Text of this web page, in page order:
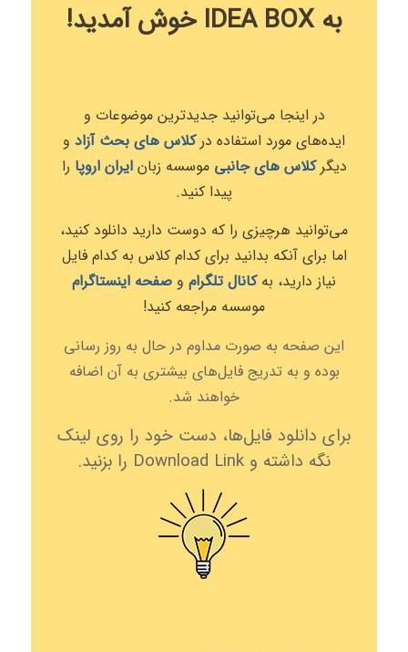
به IDEA BOX خوش آمدید!
در اینجا می‌توانید جدیدترین موضوعات و
ایده‌های مورد استفاده درکلاس های بحث آزاد و
دیگرکلاس های جانبی موسسه زبانایران اروپا را
پیدا کنید.
می‌توانید هرچیزی را که دوست دارید دانلود کنید،
اما برای آنکه بدانید برای کدام کلاس به کدام فایل
نیاز دارید، به کانال‌ تلگرام و صفحه اینستاگرام
موسسه مراجعه کنید!
این صفحه به صورت مداوم در حال به روز رسانی
بوده و به تدریج فایل‌های بیشتری به آن اضافه
خواهند شد.
برای دانلود فایل‌ها، دست خود را روی لینک
نگه داشته و Download Link را بزنید.